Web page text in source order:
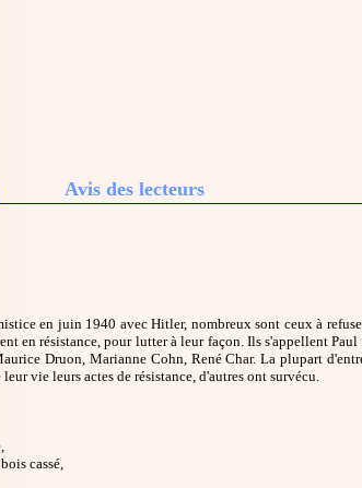
Avis des lecteurs
en juin 1940 avec Hitler, nombreux sont ceux à
en résistance, pour lutter à leur façon. Ils s'appellent
Druon, Marianne Cohn, René Char. La plupart
vie leurs actes de résistance, d'autres ont survécu.
cassé,